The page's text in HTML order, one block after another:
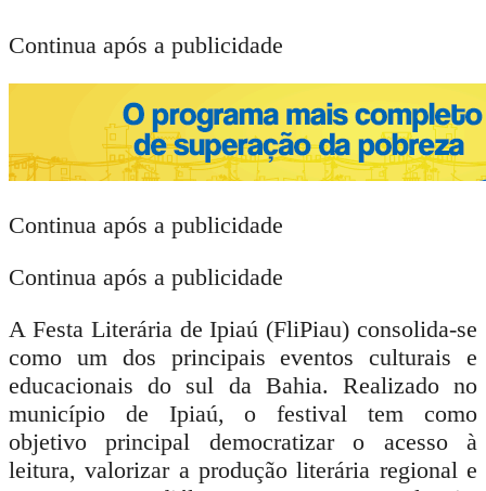
Continua após a publicidade
Continua após a publicidade
Continua após a publicidade
A Festa Literária de Ipiaú (FliPiau) consolida-se
como um dos principais eventos culturais e
educacionais do sul da Bahia. Realizado no
município de Ipiaú, o festival tem como
objetivo principal democratizar o acesso à
leitura, valorizar a produção literária regional e